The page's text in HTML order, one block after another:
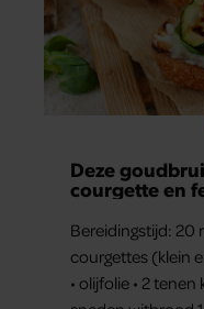
Deze
courgette en
Bereidingstijd: 20
courgettes (klein
• olijfolie • 2